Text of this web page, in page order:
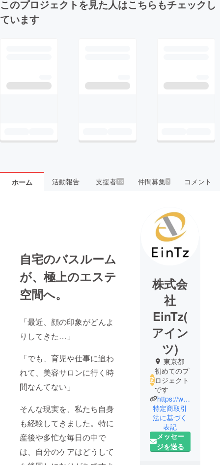
このプロジェクトを見た人はこちらもチェックし
ています
ホーム 活動報告 支援者 13 仲間募集2 コメント
自宅のバスルーム
が、極上のエステ
空間へ。
「最近、顔の印象がどんよ
りしてきた…」
「でも、育児や仕事に追わ
れて、美容サロンに行く時
間なんてない」
そんな現実を、私たち自身
も経験してきました。特に
産後や多忙な毎日の中で
は、自分のケアはどうして
株式会
社
EinTz(
アイン
ツ)
東京都
初めてのプ
ロジェクト
です
https://www.eintz-inc.com/
特定商取引
法に基づく
表記
メッセー
ジを送る